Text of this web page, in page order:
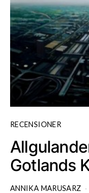
RECENSIONER
Gotlands
ANNIKA MARUSARZ